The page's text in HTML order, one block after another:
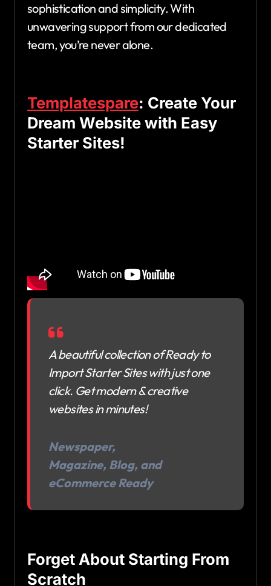
sophistication and simplicity. With
unwavering support from our dedicated
team, you’re never alone.
Templatespare: Create Your
Dream Website with Easy
Starter Sites!
A beautiful collection of Ready to
Import Starter Sites with just one
click. Get modern & creative
websites in minutes!
Newspaper,
Magazine, Blog, and
eCommerce Ready
Forget About Starting From
Scratch